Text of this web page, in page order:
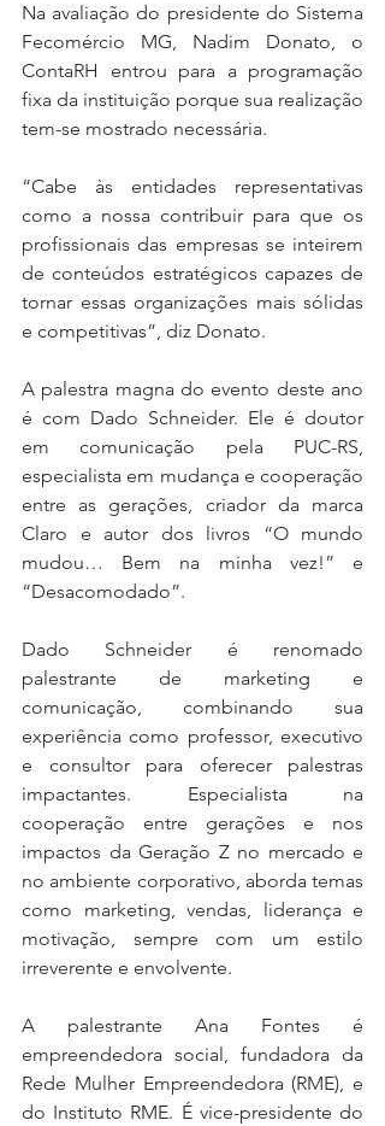
Na avaliação do presidente do Sistema
Fecomércio MG, Nadim Donato, o
ContaRH entrou para a programação
fixa da instituição porque sua realização
tem-se mostrado necessária.
“Cabe às entidades representativas
como a nossa contribuir para que os
profissionais das empresas se inteirem
de conteúdos estratégicos capazes de
tornar essas organizações mais sólidas
e competitivas”, diz Donato.
A palestra magna do evento deste ano
é com Dado Schneider. Ele é doutor
em comunicação pela PUC-RS,
especialista em mudança e cooperação
entre as gerações, criador da marca
Claro e autor dos livros “O mundo
mudou… Bem na minha vez!” e
“Desacomodado”.
Dado Schneider é renomado
palestrante de marketing e
comunicação, combinando sua
experiência como professor, executivo
e consultor para oferecer palestras
impactantes. Especialista na
cooperação entre gerações e nos
impactos da Geração Z no mercado e
no ambiente corporativo, aborda temas
como marketing, vendas, liderança e
motivação, sempre com um estilo
irreverente e envolvente.
A palestrante Ana Fontes é
empreendedora social, fundadora da
Rede Mulher Empreendedora (RME), e
do Instituto RME. É vice-presidente do